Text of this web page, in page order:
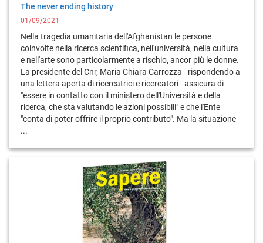
The never ending history
01/09/2021
Nella tragedia umanitaria dell'Afghanistan le persone
coinvolte nella ricerca scientifica, nell'università, nella cultura
e nell'arte sono particolarmente a rischio, ancor più le donne.
La presidente del Cnr, Maria Chiara Carrozza - rispondendo a
una lettera aperta di ricercatrici e ricercatori - assicura di
"essere in contatto con il ministero dell'Università e della
ricerca, che sta valutando le azioni possibili" e che l'Ente
"conta di poter offrire il proprio contributo". Ma la situazione
...